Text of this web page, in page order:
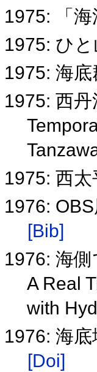
1975: 「
1975: ひ
1975: 海
1975: 西
1975: 西
1976:
[Bib]
1976: 海
A Real
with
1976: 海
[Doi]